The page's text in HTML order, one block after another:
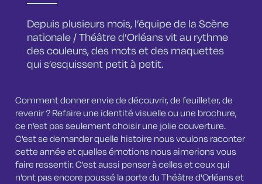
Depuis plusieurs mois, l’équipe de la Scène
nationale / Théâtre d’Orléans vit au rythme
des couleurs, des mots et des maquettes
qui s’esquissent petit à petit.
Comment donner envie de découvrir, de feuilleter, de
revenir ? Refaire une identité visuelle ou une brochure,
ce n’est pas seulement choisir une jolie couverture.
C'est se demander quelle histoire nous voulons raconter
cette année et quelles émotions nous aimerions vous
faire ressentir. C'est aussi penser à celles et ceux qui
n'ont pas encore poussé la porte du Théâtre d'Orléans et